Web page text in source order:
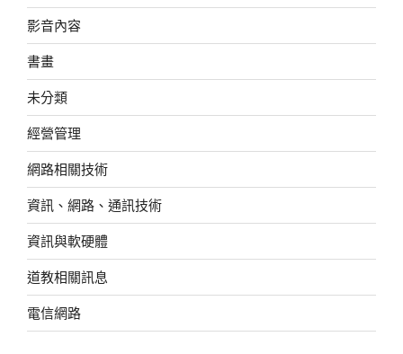
影音內容
書畫
未分類
經營管理
網路相關技術
資訊、網路、通訊技術
資訊與軟硬體
道教相關訊息
電信網路